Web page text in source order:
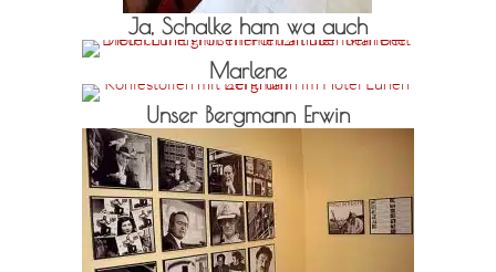
Ja, Schalke ham wa auch
Marlene
Unser Bergmann Erwin